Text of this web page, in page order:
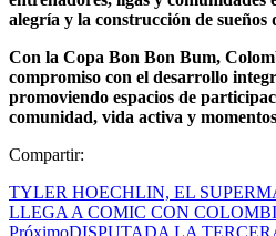
alegría y la construcción de sueños
Con la Copa Bon Bon Bum,
compromiso con el desarrollo
promoviendo espacios de
comunidad, vida activa y
Compartir:
TYLER HOECHLIN, EL
LLEGA A COMIC CON
PróximoDISPUTADA LA